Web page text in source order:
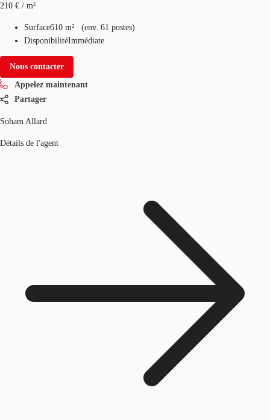
210 € / m²
Surface610 m² (env. 61 postes)
DisponibilitéImmédiate
Nous contacter
Appelez maintenant
Partager
Soham Allard
Détails de l'agent